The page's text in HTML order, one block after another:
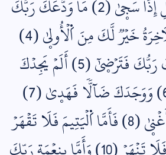
وَاَلضُّحۭيٰ (1) وَاَلَّيۡلِ إِذَا سَجۭيٰ (2) مَا وَدَّعَكَ رَبُّكَ
وَمَا قَلۭيٰ (3) وَلَلۡأٓخِرَةُ خَيۡرٞ لَّكَ مِنَ اَ۬لۡأُولۭيٰ (4)
وَلَسَوۡفَ يُعۡطِيكَ رَبُّكَ فَتَرۡضۭيٰٓ (5) أَلَمۡ يَجِدۡكَ
يَتِيمٗا فَـَٔاوۭيٰ (6) وَوَجَدَكَ ضَآلّٗا فَهَدۭيٰ (7)
وَوَجَدَكَ عَآئِلٗا فَأَغۡنۭيٰ (8) فَأَمَّا اَ۬لۡيَتِيمَ فَلَا تَقۡهَرۡ